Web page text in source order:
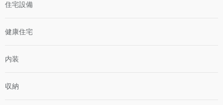
住宅設備
健康住宅
内装
収納